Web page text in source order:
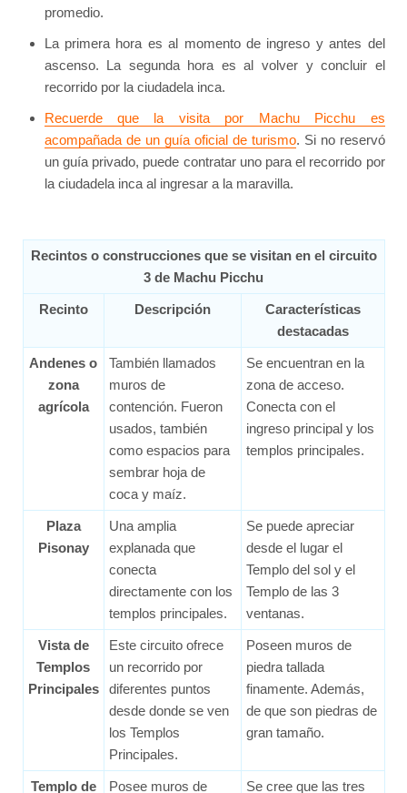
promedio.
La primera hora es al momento de ingreso y antes del
ascenso. La segunda hora es al volver y concluir el
recorrido por la ciudadela inca.
Recuerde que la visita por Machu Picchu es
acompañada de un guía oficial de turismo. Si no reservó
un guía privado, puede contratar uno para el recorrido por
la ciudadela inca al ingresar a la maravilla.
Recintos o construcciones que se visitan en el circuito
3 de Machu Picchu
Recinto Descripción
Características
destacadas
Andenes o
zona
agrícola
También llamados
muros de
contención. Fueron
usados, también
como espacios para
sembrar hoja de
coca y maíz.
Se encuentran en la
zona de acceso.
Conecta con el
ingreso principal y los
templos principales.
Plaza
Pisonay
Una amplia
explanada que
conecta
directamente con los
templos principales.
Se puede apreciar
desde el lugar el
Templo del sol y el
Templo de las 3
ventanas.
Vista de
Templos
Principales
Este circuito ofrece
un recorrido por
diferentes puntos
desde donde se ven
los Templos
Principales.
Poseen muros de
piedra tallada
finamente. Además,
de que son piedras de
gran tamaño.
Templo de Posee muros de Se cree que las tres